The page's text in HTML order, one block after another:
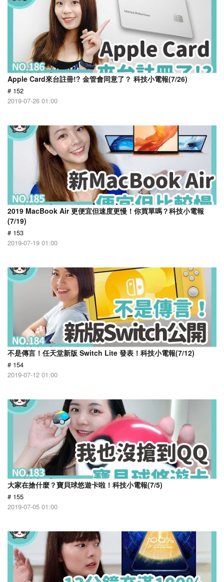
Apple Card來台註冊!? 金管會同意了？ 科技小電報(7/26)
# 152
2019-07-26 01:00
2019 MacBook Air 更便宜但速度更慢！你買單嗎？科技小電報
(7/19)
# 153
2019-07-19 01:00
不是傳言！任天堂新版 Switch Lite 發表！科技小電報(7/12)
# 154
2019-07-12 01:00
大家在搶什麼？寶貝球悠遊卡啦！科技小電報(7/5)
# 155
2019-07-05 01:00